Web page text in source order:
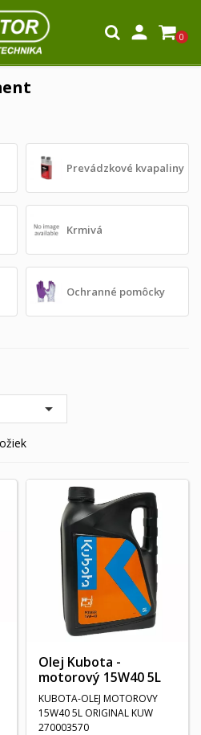
 0
Prevádzkové kvapaliny
Krmivá
Ochranné pomôcky

Olej Kubota -
motorový 15W40 5L
KUBOTA-OLEJ MOTOROVY
15W40 5L ORIGINAL KUW
270003570